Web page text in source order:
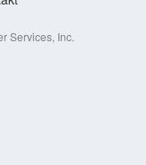
Services, Inc.